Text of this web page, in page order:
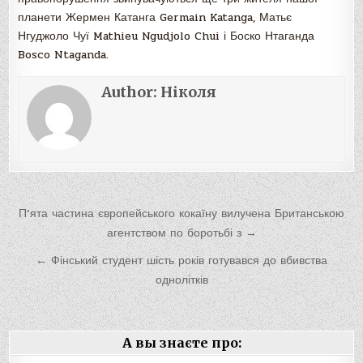
планети Жермен Катанга Germain Katanga, Матьє
Нгуджоло Чуї Mathieu Ngudjolo Chui і Боско Нтаганда
Bosco Ntaganda.
Author: Ніколя
Навигация
по
записям
П’ята частина європейського кокаїну вилучена Британською
агентством по боротьбі з →
← Фінський студент шість років готувався до вбивства
однолітків
А вы знаєте про: